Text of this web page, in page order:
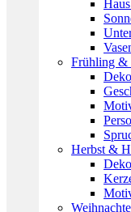
Frühling &
Deko
Herbst &
Deko